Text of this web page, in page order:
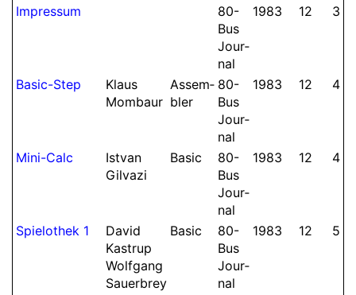
Impressum
80-
Bus
Jour­
nal
1983 12 3
Basic-Step
Klaus
Mom­baur
Assem­
bler
80-
Bus
Jour­
nal
1983 12 4
Mini-Calc
Istvan
Gilvazi
Basic
80-
Bus
Jour­
nal
1983 12 4
Spielothek 1
David
Kastrup
Wolf­gang
Sauer­brey
Basic
80-
Bus
Jour­
nal
1983 12 5